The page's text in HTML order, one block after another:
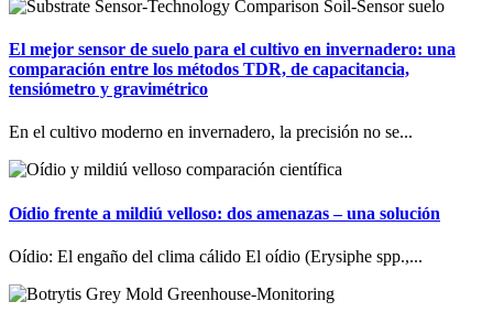
El mejor sensor de suelo para el cultivo en invernadero: una
comparación entre los métodos TDR, de capacitancia,
tensiómetro y gravimétrico
En el cultivo moderno en invernadero, la precisión no se...
Oídio frente a mildiú velloso: dos amenazas – una solución
Oídio: El engaño del clima cálido El oídio (Erysiphe spp.,...